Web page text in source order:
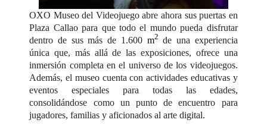
OXO Museo del Videojuego abre ahora sus puertas en
Plaza Callao para que todo el mundo pueda disfrutar
dentro de sus más de 1.600 m2 de una experiencia
única que, más allá de las exposiciones, ofrece una
inmersión completa en el universo de los videojuegos.
Además, el museo cuenta con actividades educativas y
eventos especiales para todas las edades,
consolidándose como un punto de encuentro para
jugadores, familias y aficionados al arte digital.